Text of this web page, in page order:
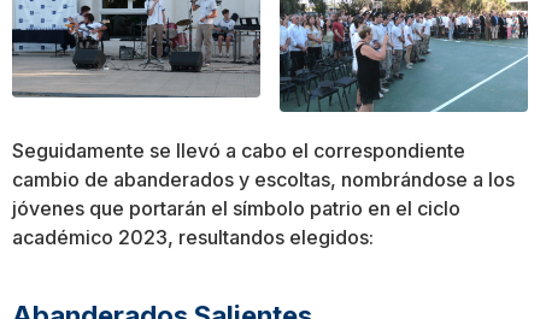
Seguidamente se llevó a cabo el correspondiente
cambio de abanderados y escoltas, nombrándose a los
jóvenes que portarán el símbolo patrio en el ciclo
académico 2023, resultandos elegidos: